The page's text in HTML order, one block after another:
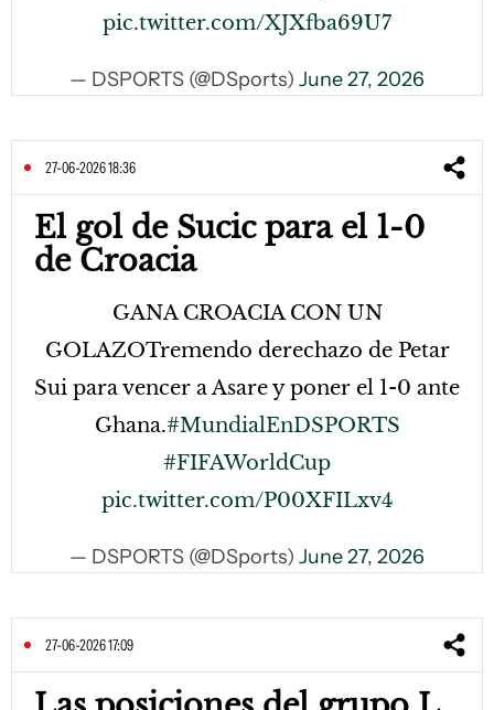
pic.twitter.com/XJXfba69U7
— DSPORTS (@DSports) June 27, 2026
27-06-2026 18:36
El gol de Sucic para el 1-0
de Croacia
GANA CROACIA CON UN
GOLAZOTremendo derechazo de Petar
Sui para vencer a Asare y poner el 1-0 ante
Ghana.#MundialEnDSPORTS
#FIFAWorldCup
pic.twitter.com/P00XFILxv4
— DSPORTS (@DSports) June 27, 2026
27-06-2026 17:09